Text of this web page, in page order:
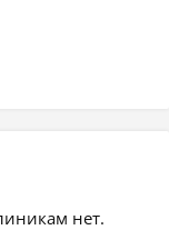
нет.